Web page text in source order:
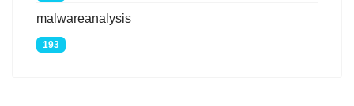
malwareanalysis
193